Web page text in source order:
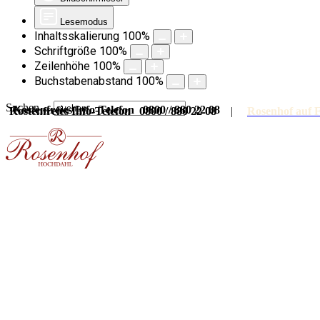
Lesemodus
Inhaltsskalierung 100%
Schriftgröße 100%
Zeilenhöhe 100%
Buchstabenabstand 100%
Suchen ...
Kostenfreies Info-Telefon 0800 / 880 22 08| Rosenhof auf
Kostenfreies Info-Telefon 0800 / 880 22 08